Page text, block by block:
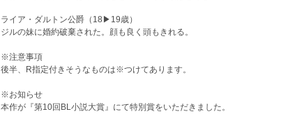
ライア・ダルトン公爵（18▶︎19歳）
ジルの妹に婚約破棄された。顔も良く頭もきれる。
※注意事項
後半、R指定付きそうなものは※つけてあります。
※お知らせ
本作が『第10回BL小説大賞』にて特別賞をいただきました。